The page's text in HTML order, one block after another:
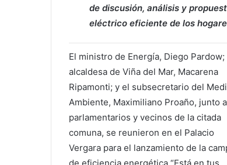
de discusión, análisis y
eléctrico eficiente de los
El ministro de Energía, Diego Pardow;
alcaldesa de Viña del Mar, Macarena
Ripamonti; y el subsecretario del
Ambiente, Maximiliano Proaño, junto a
parlamentarios y vecinos de la citada
comuna, se reunieron en el Palacio
Vergara para el lanzamiento de la